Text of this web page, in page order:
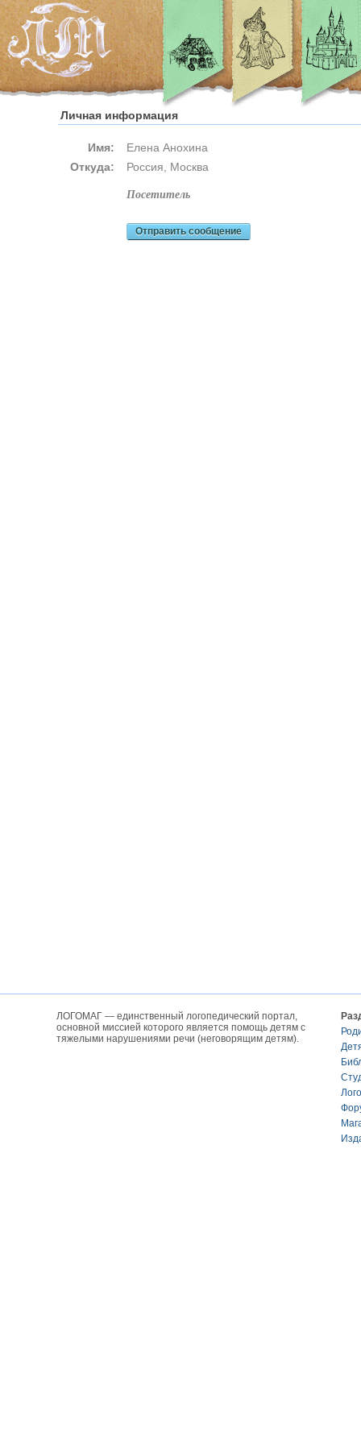
Личная информация
Имя:
Елена Анохина
Откуда:
Россия, Москва
посетитель
Отправить сообщение
ЛОГОМАГ — единственный логопедический портал,
основной миссией которого является помощь детям с
тяжелыми нарушениями речи (неговорящим детям).